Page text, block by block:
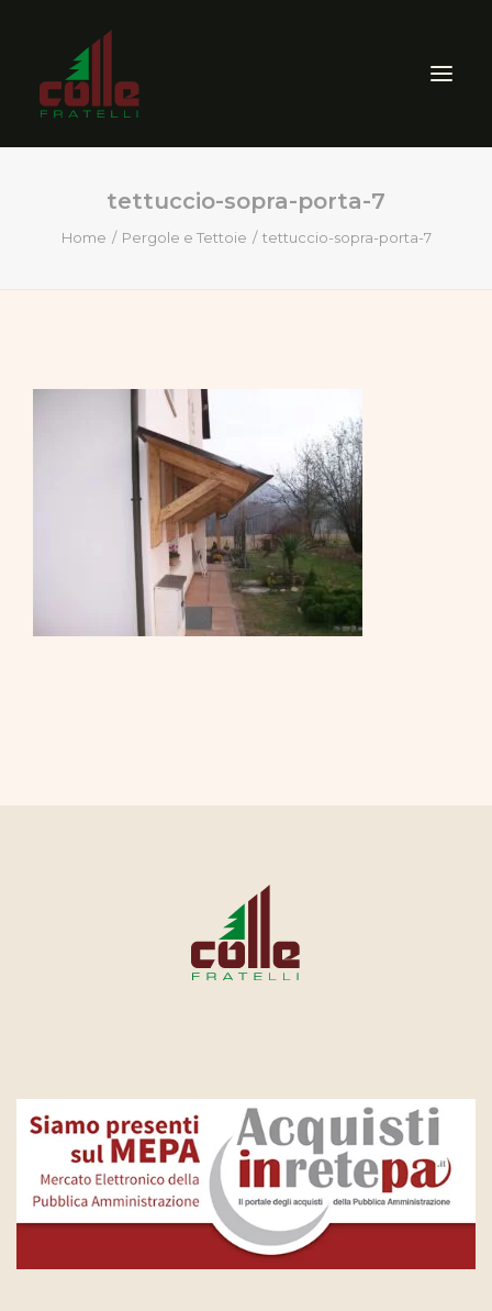
AZIENDA
LEGNO
CERTIFICAZIONI
CONTATTI
tettuccio-sopra-porta-7
Home Pergole e Tettoie tettuccio-sopra-porta-7